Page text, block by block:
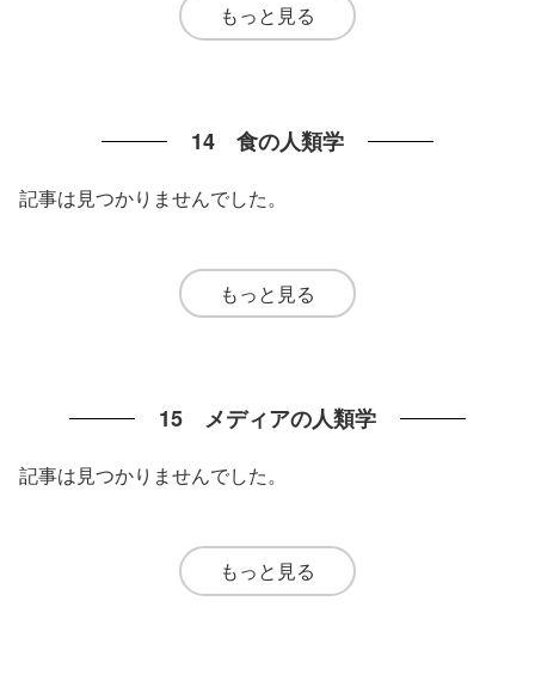
もっと見る
14 食の人類学
記事は見つかりませんでした。
もっと見る
15 メディアの人類学
記事は見つかりませんでした。
もっと見る